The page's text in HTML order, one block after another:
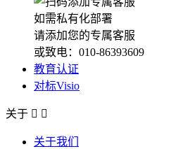
如需私有化部署
请添加您的专属客服
或致电：010-86393609
教育认证
对标Visio
关于  
关于我们